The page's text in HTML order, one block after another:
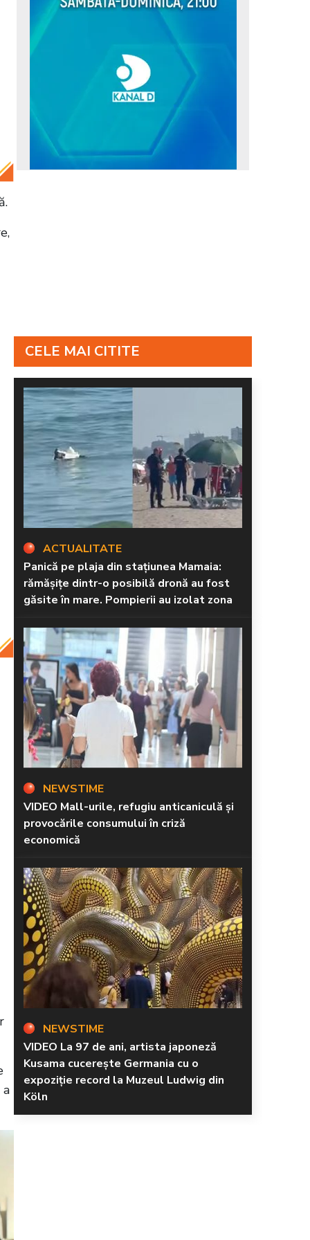
CELE MAI CITITE
ACTUALITATE
Panică pe plaja din stațiunea Mamaia:
rămăşiţe dintr-o posibilă dronă au fost
găsite în mare. Pompierii au izolat zona
NEWSTIME
VIDEO Mall-urile, refugiu anticaniculă și
provocările consumului în criză
economică
NEWSTIME
VIDEO La 97 de ani, artista japoneză
Kusama cucerește Germania cu o
expoziție record la Muzeul Ludwig din
Köln